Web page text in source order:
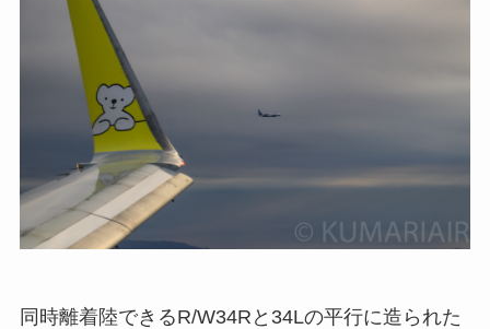
同時離着陸できるR/W34Rと34Lの平行に造られた